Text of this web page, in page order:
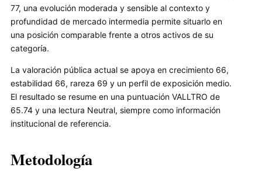
77, una evolución moderada y sensible al contexto y
profundidad de mercado intermedia permite situarlo en
una posición comparable frente a otros activos de su
categoría.
La valoración pública actual se apoya en crecimiento 66,
estabilidad 66, rareza 69 y un perfil de exposición medio.
El resultado se resume en una puntuación VALLTRO de
65.74 y una lectura Neutral, siempre como información
institucional de referencia.
Metodología